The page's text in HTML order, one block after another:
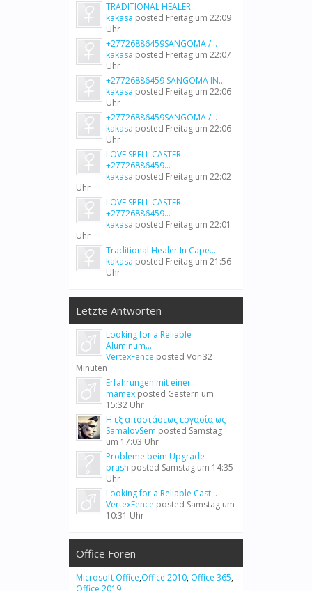
TRADITIONAL HEALER...
kakasa posted Freitag um 22:09
Uhr
+27726886459SANGOMA /...
kakasa posted Freitag um 22:07
Uhr
+27726886459 SANGOMA IN...
kakasa posted Freitag um 22:06
Uhr
+27726886459SANGOMA /...
kakasa posted Freitag um 22:06
Uhr
LOVE SPELL CASTER
+27726886459...
kakasa posted Freitag um 22:02
Uhr
LOVE SPELL CASTER
+27726886459...
kakasa posted Freitag um 22:01
Uhr
Traditional Healer In Cape...
kakasa posted Freitag um 21:56
Uhr
Letzte Antworten
Looking for a Reliable
Aluminum...
VertexFence posted Vor 32
Minuten
Erfahrungen mit einer...
mamex posted Gestern um
15:32 Uhr
Η εξ αποστάσεως εργασία ως
SamalovSem posted Samstag
um 17:03 Uhr
Probleme beim Upgrade
prash posted Samstag um 14:35
Uhr
Looking for a Reliable Cast...
VertexFence posted Samstag um
10:31 Uhr
Office Foren
Microsoft Office,Office 2010, Office 365,
Office 2019